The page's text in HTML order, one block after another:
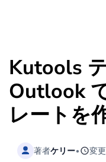
Kutools
Outlook
レートを
著者ケリー• 変